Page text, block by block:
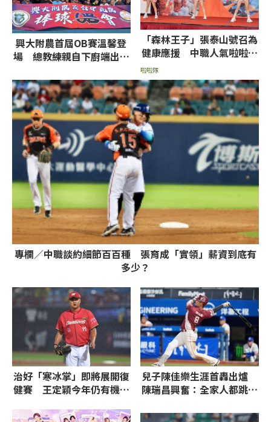
興大附農首屆OB賽溫馨登
場 總教練親自下廚端出招
「森林王子」張泰山號召為
健康應援 中職人氣啦啦隊
齊跳〈肌勵應援舞〉
啦啦隊
專欄／中職談約細節百百種 張育成「實領」薪資到底有
多少？
治好「寒冰掌」即將展開復
健賽 王定穎今年仍有機會
兒子陳佳樂生涯首轟出爐
陳瑞昌興奮：全家人都跳起